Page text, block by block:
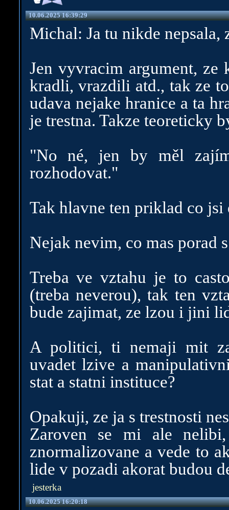
10.06.2025 16:39:29
Michal: Ja tu nikde nepsala,
Jen vyvracim argument,
kradli, vrazdili atd., tak ze
udava nejake hranice a ta
je trestna. Takze teoreticky
"No né, jen by měl
rozhodovat."
Tak hlavne ten priklad co jsi
Nejak nevim, co mas porad
Treba ve vztahu je to
(treba neverou), tak ten
bude zajimat, ze lzou i jini
A politici, ti nemaji mit
uvadet lzive a
stat a statni instituce?
Opakuji, ze ja s trestnosti
Zaroven se mi ale
znormalizovane a vede to
lide v pozadi akorat budou
jesterka
10.06.2025 16:20:18